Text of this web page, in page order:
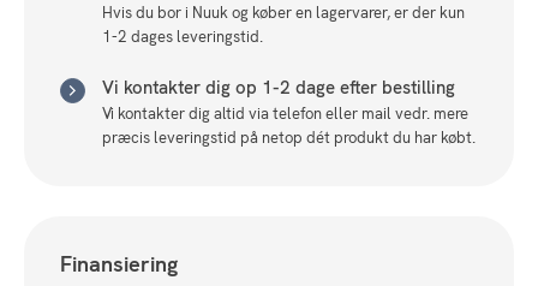
Hvis du bor i Nuuk og køber en lagervarer, er der kun
1-2 dages leveringstid.
Vi kontakter dig op 1-2 dage efter bestilling
Vi kontakter dig altid via telefon eller mail vedr. mere
præcis leveringstid på netop dét produkt du har købt.
Finansiering